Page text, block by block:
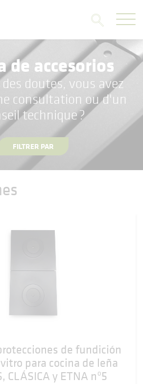
de accesorios
doutes, vous avez
consultation ou d'un
technique ?
FILTRER PAR
de fundición
para cocina de leña
CLÁSICA y ETNA nº5